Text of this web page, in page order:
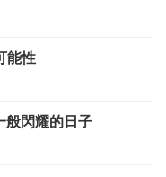
能性
般閃耀的日子